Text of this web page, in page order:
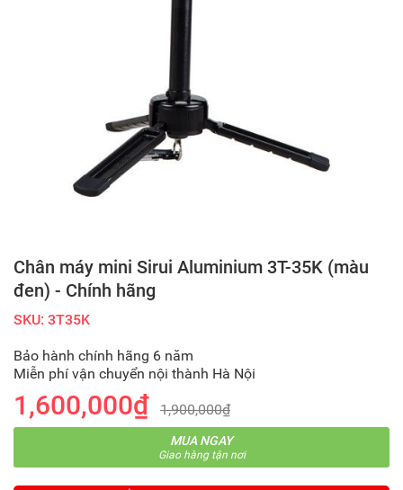
Chân máy mini Sirui Aluminium 3T-35K (màu
đen) - Chính hãng
SKU: 3T35K
Bảo hành chính hãng 6 năm
Miễn phí vận chuyển nội thành Hà Nội
1,600,000₫ 1,900,000₫
MUA NGAY
Giao hàng tận nơi